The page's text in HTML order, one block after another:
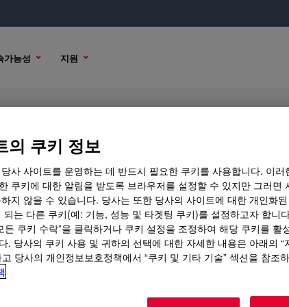
가능성 지원
및 마이그레이션 적음
의 쿠키 정보
사 사이트를 운영하는 데 반드시 필요한 쿠키를 사용합니다. 이러
쿠키에 대한 알림을 받도록 브라우저를 설정할 수 있지만 그러면
지 않을 수 있습니다. 당사는 또한 당사의 사이트에 대한 개인화
되는 다른 쿠키(예: 기능, 성능 및 타겟팅 쿠키)를 설정하고자 합니
든 쿠키 수락”을 클릭하거나 쿠키 설정을 조정하여 해당 쿠키를 활
. 당사의 쿠키 사용 및 귀하의 선택에 대한 자세한 내용은 아래의 “
당사의 개인정보보호정책에서 “쿠키 및 기타 기술” 섹션을 참조